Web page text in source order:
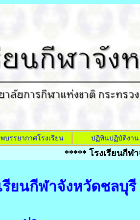
บรรยากาศโรงเรียน ปฏิทินปฏิบัติงาน
***** โรงเรียนกีฬาจัง
นกีฬาจังหวัดชลบุรี